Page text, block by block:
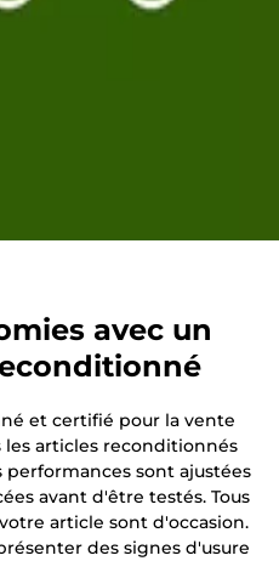
avec un
et certifié pour la vente
les articles reconditionnés
sont ajustées
avant d'être testés. Tous
article sont d'occasion.
des signes d'usure